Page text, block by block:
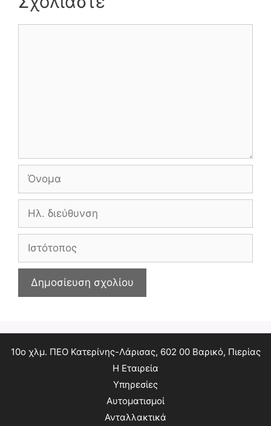
Όνομα
Ηλ.
Ιστότοπος
10ο χλμ. ΠΕΟ Κατερίνης-Λάρισας, 602 00 Βαρικό, Πιερίας
Η Εταιρεία
Υπηρεσίες
Αυτοματισμοί
Ανταλλακτικά